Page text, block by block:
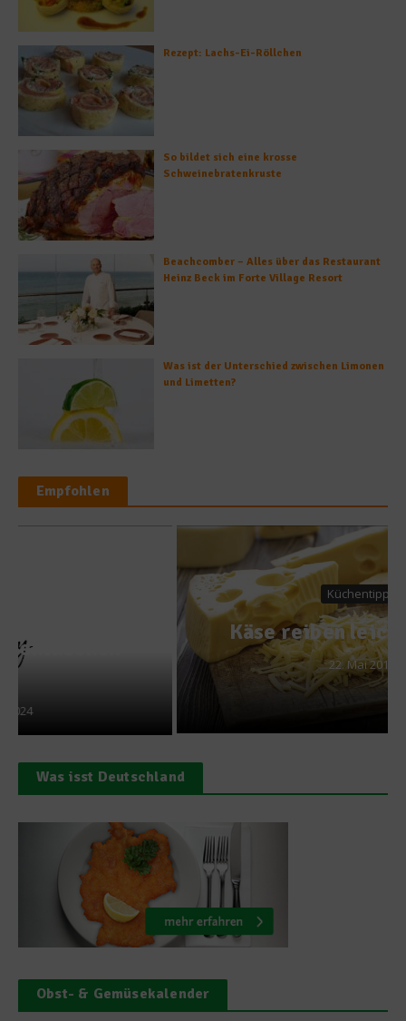
Rezept: Lachs-Ei-Röllchen
So bildet sich eine krosse
Schweinebratenkruste
Beachcomber – Alles über das Restaurant
Heinz Beck im Forte Village Resort
Was ist der Unterschied zwischen Limonen
und Limetten?
Empfohlen
Küchentipps
Käse reiben leicht gemacht
22. Mai 2015
Was isst Deutschland
Obst- & Gemüsekalender